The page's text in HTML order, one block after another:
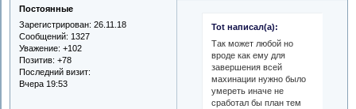
Постоянные
Зарегистрирован: 26.11.18
Сообщений: 1327
Уважение: +102
Позитив: +78
Последний визит:
Вчера 19:53
Tot написал(а):
Так может любой но
вроде как ему для
завершения всей
махинации нужно было
умереть иначе не
сработал бы план тем